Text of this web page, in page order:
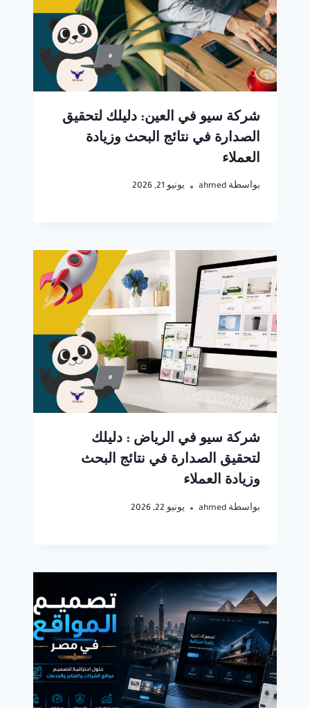
شركة سيو في العين: دليلك لتحقيق
الصدارة في نتائج البحث وزيادة
العملاء
بواسطة ahmed يونيو 21, 2026
شركة سيو في الرياض : دليلك
لتحقيق الصدارة في نتائج البحث
وزيادة العملاء
بواسطة ahmed يونيو 22, 2026